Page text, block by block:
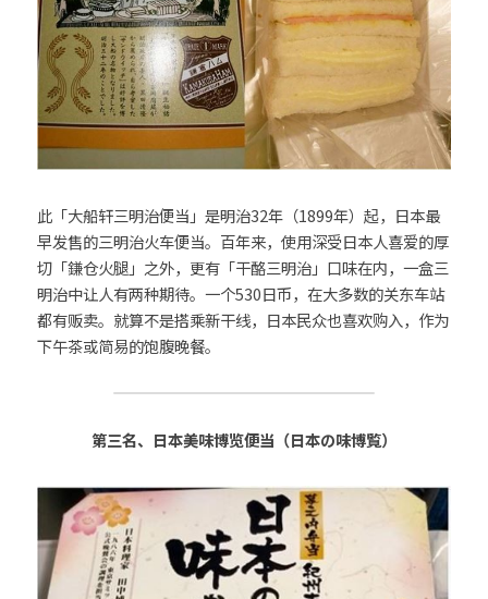
此「大船轩三明治便当」是明治32年（1899年）起，日本最
早发售的三明治火车便当。百年来，使用深受日本人喜爱的厚
切「鎌仓火腿」之外，更有「干酪三明治」口味在内，一盒三
明治中让人有两种期待。一个530日币，在大多数的关东车站
都有贩卖。就算不是搭乘新干线，日本民众也喜欢购入，作为
下午茶或简易的饱腹晚餐。
第三名、日本美味博览便当（日本の味博覧）